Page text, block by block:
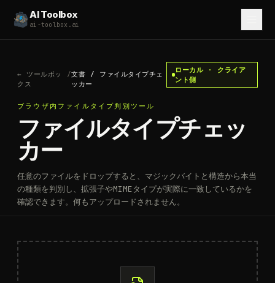
AI Toolbox
ai-toolbox.ai
← ツールボッ
クス
/文書 / ファイルタイプチェ
ッカー
ローカル · クライア
ント側
ブラウザ内ファイルタイプ判別ツール
ファイルタイプチェッ
カー
任意のファイルをドロップすると、マジックバイトと構造から本当
の種類を判別し、拡張子やMIMEタイプが実際に一致しているかを
確認できます。何もアップロードされません。